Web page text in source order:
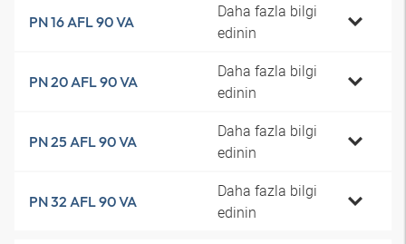
PN 16 AFL 90 VA
Daha fazla bilgi
edinin
PN 20 AFL 90 VA
Daha fazla bilgi
edinin
PN 25 AFL 90 VA
Daha fazla bilgi
edinin
PN 32 AFL 90 VA
Daha fazla bilgi
edinin